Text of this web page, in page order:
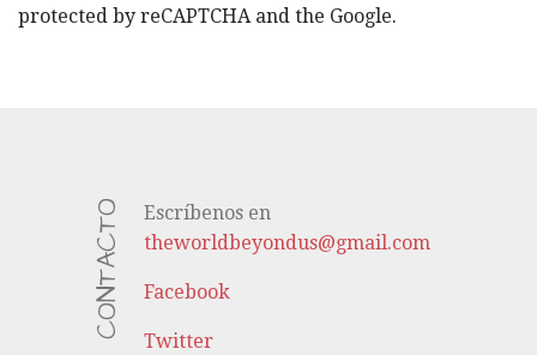
protected by reCAPTCHA and the Google.
CONTACTO
Escríbenos en
theworldbeyondus@gmail.com
Facebook
Twitter